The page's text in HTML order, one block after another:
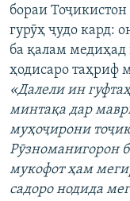
бораи
гурӯҳ ҷудо кард:
ба қалам медиҳад
ҳодисаро таҳриф
«Далели ин
минтақа дар
муҳоҷирони
Рӯзноманигорон
мукофот ҳам
садоро нодида